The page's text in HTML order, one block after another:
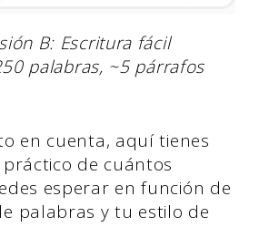
B: Escritura fácil
palabras, ~5 párrafos
en cuenta, aquí tienes
de cuántos
esperar en función de
palabras y tu estilo de